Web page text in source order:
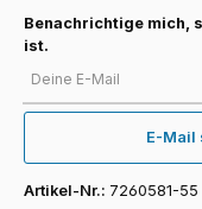
Benachrichtige mich,
ist.
E-Mail
Artikel-Nr.: 7260581-55